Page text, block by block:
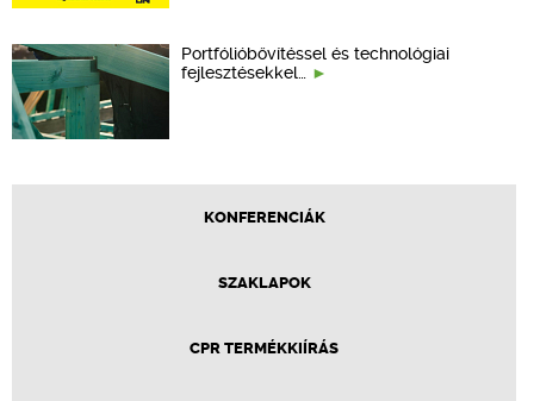
Portfólióbővítéssel és technológiai
fejlesztésekkel…
KONFERENCIÁK
SZAKLAPOK
CPR TERMÉKKIÍRÁS